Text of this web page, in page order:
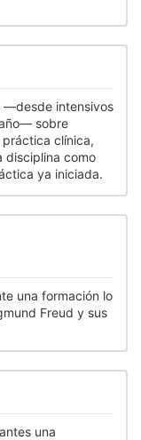
—desde intensivos
sobre
clínica,
disciplina como
ya iniciada.
una formación lo
Freud y sus
una